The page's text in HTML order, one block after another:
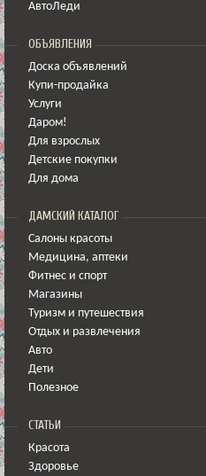
АвтоЛеди
ОБЪЯВЛЕНИЯ
Доска объявлений
Купи-продайка
Услуги
Даром!
Для взрослых
Детские покупки
Для дома
ДАМСКИЙ КАТАЛОГ
Салоны красоты
Медицина, аптеки
Фитнес и спорт
Магазины
Туризм и путешествия
Отдых и развлечения
Авто
Дети
Полезное
СТАТЬИ
Красота
Здоровье